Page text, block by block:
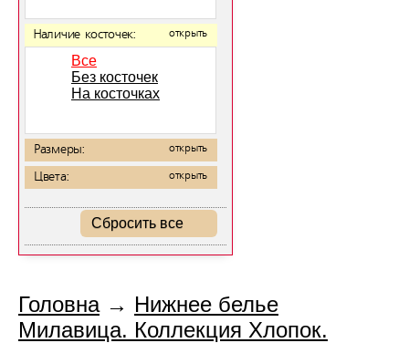
Наличие косточек: открыть
Все
Без косточек
На косточках
Размеры: открыть
Цвета: открыть
Сбросить все
Головна→ Нижнее белье
Милавица. Коллекция Хлопок.